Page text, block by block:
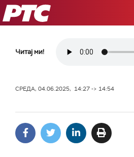
РТС
Читај ми!
СРЕДА, 04.06.2025, 14:27 -> 14:54